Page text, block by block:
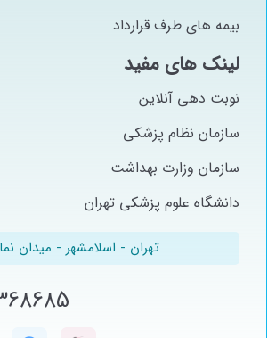
بیمه های طرف قرارداد
لینک های مفید
نوبت دهی آنلاین
سازمان نظام پزشکی
سازمان وزارت بهداشت
دانشگاه علوم پزشکی تهران
تهران - اسلامشهر - میدان